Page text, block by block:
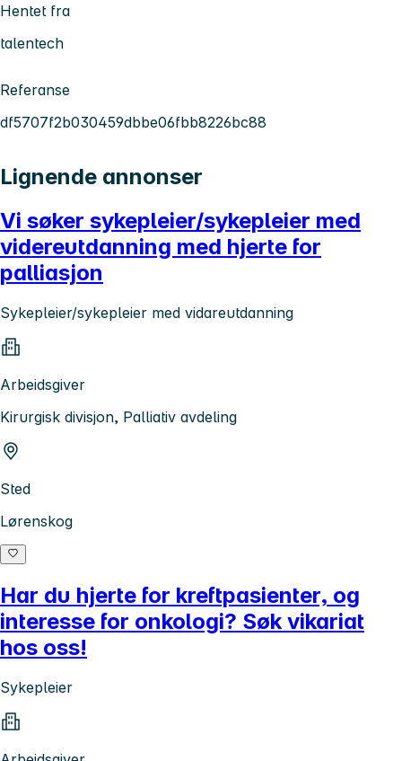
Hentet fra
talentech
Referanse
df5707f2b030459dbbe06fbb8226bc88
Lignende annonser
Vi søker sykepleier/sykepleier med
videreutdanning med hjerte for
palliasjon
Sykepleier/sykepleier med vidareutdanning
Arbeidsgiver
Kirurgisk divisjon, Palliativ avdeling
Sted
Lørenskog
Har du hjerte for kreftpasienter, og
interesse for onkologi? Søk vikariat
hos oss!
Sykepleier